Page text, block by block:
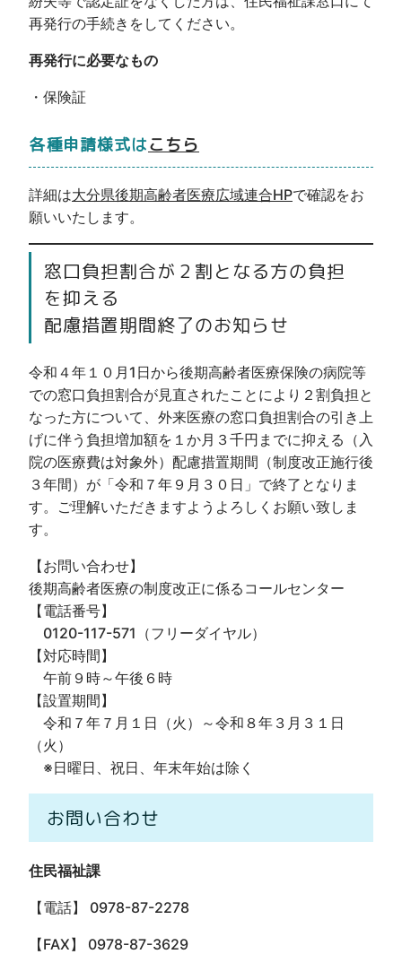
再発行の手続きをしてください。
再発行に必要なもの
・保険証
各種申請様式はこちら
詳細は大分県後期高齢者医療広域連合HPで確認をお
願いいたします。
窓口負担割合が２割となる方の負担
を抑える
配慮措置期間終了のお知らせ
令和４年１０月1日から後期高齢者医療保険の病院等
での窓口負担割合が見直されたことにより２割負担と
なった方について、外来医療の窓口負担割合の引き上
げに伴う負担増加額を１か月３千円までに抑える（入
院の医療費は対象外）配慮措置期間（制度改正施行後
３年間）が「令和７年９月３０日」で終了となりま
す。ご理解いただきますようよろしくお願い致しま
す。
【お問い合わせ】
後期高齢者医療の制度改正に係るコールセンター
【電話番号】
0120-117-571（フリーダイヤル）
【対応時間】
午前９時～午後６時
【設置期間】
令和７年７月１日（火）～令和８年３月３１日
（火）
※日曜日、祝日、年末年始は除く
お問い合わせ
住民福祉課
【電話】 0978-87-2278
【FAX】 0978-87-3629